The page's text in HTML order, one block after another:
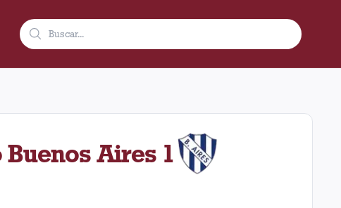
22 de abril de 1923 en condición de local. El resultado fue 0 a 1
Aires 1